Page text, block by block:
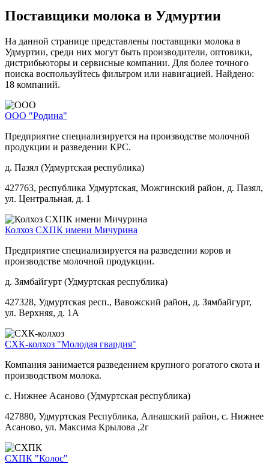
Поставщики молока в Удмуртии
На данной странице представлены поставщики молока в
Удмуртии, среди них могут быть производители, оптовики,
дистрибьюторы и сервисные компании. Для более точного
поиска воспользуйтесь фильтром или навигацией. Найдено:
18 компаний.
ООО "Родина"
Предприятие специализируется на производстве молочной
продукции и разведении КРС.
д. Пазял (Удмуртская республика)
427763, республика Удмуртская, Можгинский район, д. Пазял,
ул. Центральная, д. 1
Колхоз СХПК имени Мичурина
Предприятие специализируется на разведении коров и
производстве молочной продукции.
д. Зямбайгурт (Удмуртская республика)
427328, Удмуртская респ., Вавожский район, д. Зямбайгурт,
ул. Верхняя, д. 1А
СХК-колхоз "Молодая гвардия"
Компания занимается разведением крупного рогатого скота и
производством молока.
с. Нижнее Асаново (Удмуртская республика)
427880, Удмуртская Республика, Алнашский район, с. Нижнее
Асаново, ул. Максима Крылова ,2г
СХПК "Колос"